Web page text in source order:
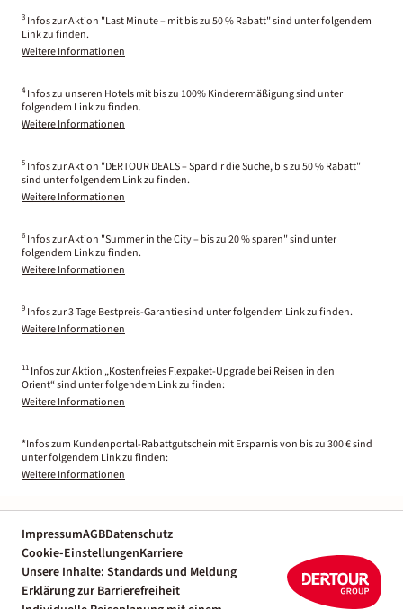
3 Infos zur Aktion "Last Minute – mit bis zu 50 % Rabatt" sind unter folgendem
Link zu finden.
Weitere Informationen
4 Infos zu unseren Hotels mit bis zu 100% Kinderermäßigung sind unter
folgendem Link zu finden.
Weitere Informationen
5 Infos zur Aktion "DERTOUR DEALS – Spar dir die Suche, bis zu 50 % Rabatt"
sind unter folgendem Link zu finden.
Weitere Informationen
6 Infos zur Aktion "Summer in the City – bis zu 20 % sparen" sind unter
folgendem Link zu finden.
Weitere Informationen
9 Infos zur 3 Tage Bestpreis-Garantie sind unter folgendem Link zu finden.
Weitere Informationen
11 Infos zur Aktion „Kostenfreies Flexpaket-Upgrade bei Reisen in den
Orient“ sind unter folgendem Link zu finden:
Weitere Informationen
*Infos zum Kundenportal-Rabattgutschein mit Ersparnis von bis zu 300 € sind
unter folgendem Link zu finden:
Weitere Informationen
ImpressumAGBDatenschutz
Cookie-EinstellungenKarriere
Unsere Inhalte: Standards und Meldung
Erklärung zur Barrierefreiheit